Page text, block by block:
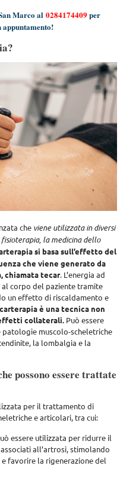
Marco al 0284174409per
appuntamento!
che viene utilizzata in diversi
la medicina dello
si basa sull’effetto del
che viene generato da
chiamata tecar. L’energia ad
corpo del paziente tramite
un effetto di riscaldamento e
è una tecnica non
collaterali.Può essere
muscolo-scheletriche
la lombalgia e la
possono essere trattate
per il trattamento di
e articolari, tra cui:
essere utilizzata per ridurre il
all’artrosi, stimolando
favorire la rigenerazione del